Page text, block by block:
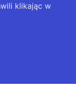
klikając w